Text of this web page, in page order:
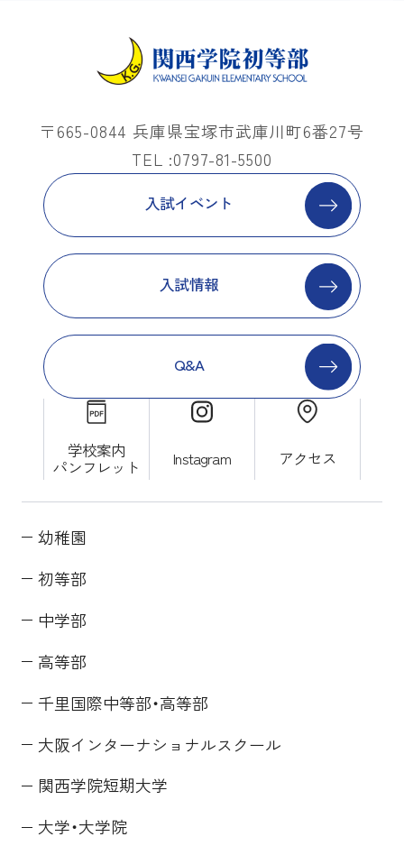
〒665-0844 兵庫県宝塚市武庫川町6番27号
TEL :0797-81-5500
入試イベント
入試情報
Q&A
学校案内
パンフレット Instagram アクセス
幼稚園
初等部
中学部
高等部
千里国際中等部・高等部
大阪インターナショナルスクール
関西学院短期大学
大学・大学院